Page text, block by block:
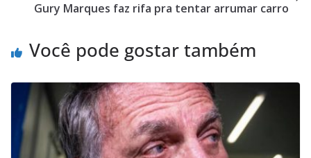
Gury Marques faz rifa pra tentar arrumar carro
Você pode gostar também